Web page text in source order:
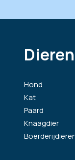
Dieren
Hond
Kat
Paard
Knaagdier